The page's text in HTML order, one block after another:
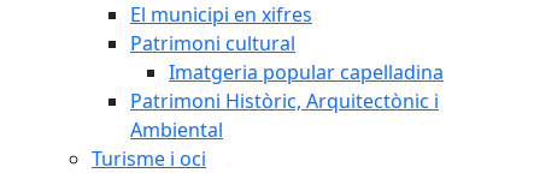
El municipi en xifres
Patrimoni cultural
Imatgeria popular capelladina
Patrimoni Històric, Arquitectònic i
Ambiental
Turisme i oci